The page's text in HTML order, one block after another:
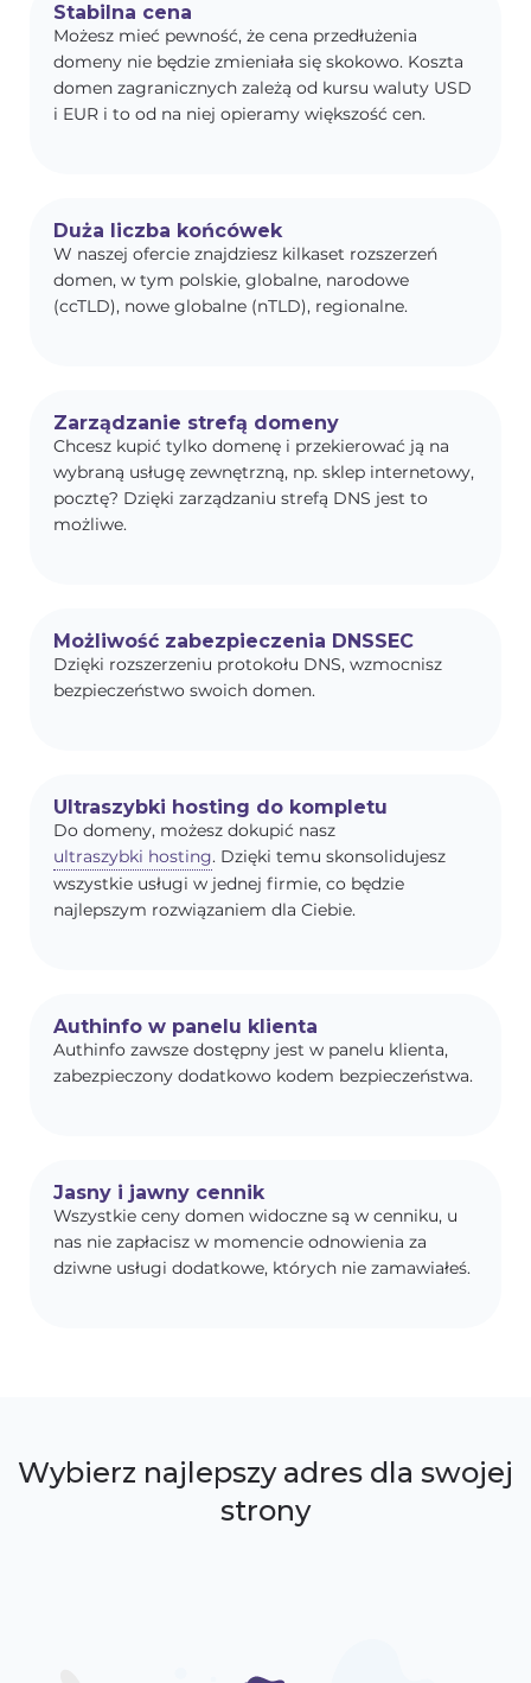
Stabilna cena
Możesz mieć pewność, że cena przedłużenia
domeny nie będzie zmieniała się skokowo. Koszta
domen zagranicznych zależą od kursu waluty USD
i EUR i to od na niej opieramy większość cen.
Duża liczba końcówek
W naszej ofercie znajdziesz kilkaset rozszerzeń
domen, w tym polskie, globalne, narodowe
(ccTLD), nowe globalne (nTLD), regionalne.
Zarządzanie strefą domeny
Chcesz kupić tylko domenę i przekierować ją na
wybraną usługę zewnętrzną, np. sklep internetowy,
pocztę? Dzięki zarządzaniu strefą DNS jest to
możliwe.
Możliwość zabezpieczenia DNSSEC
Dzięki rozszerzeniu protokołu DNS, wzmocnisz
bezpieczeństwo swoich domen.
Ultraszybki hosting do kompletu
Do domeny, możesz dokupić nasz
ultraszybki hosting. Dzięki temu skonsolidujesz
wszystkie usługi w jednej firmie, co będzie
najlepszym rozwiązaniem dla Ciebie.
Authinfo w panelu klienta
Authinfo zawsze dostępny jest w panelu klienta,
zabezpieczony dodatkowo kodem bezpieczeństwa.
Jasny i jawny cennik
Wszystkie ceny domen widoczne są w cenniku, u
nas nie zapłacisz w momencie odnowienia za
dziwne usługi dodatkowe, których nie zamawiałeś.
Wybierz najlepszy adres dla swojej
strony